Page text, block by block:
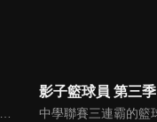
中學聯賽三連霸的籃球強豪「帝光中學」，部員數超過百人，其中更有著被譽為「奇蹟的世代」的五位天才籃球選手，和一個既沒有出場紀錄，也無人記得他的人——夢幻的第六人。天才籃球選手火神大我立志打敗「奇蹟的世代」並成為日本第一的籃球選手，而黑子哲也決定成為他的「影子」幫助他！
影子籃球員 第三季